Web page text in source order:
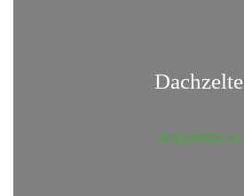
Dachzelte
Jetzt einkaufen